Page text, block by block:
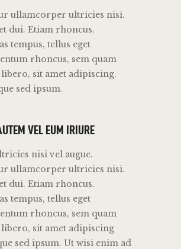
ullamcorper ultricies nisi.
dui. Etiam rhoncus.
tempus, tellus eget
rhoncus, sem quam
sit amet adipiscing.
sed ipsum.
VEL EUM IRIURE
nisi vel augue.
ullamcorper ultricies nisi.
dui. Etiam rhoncus.
tempus, tellus eget
rhoncus, sem quam
sit amet adipiscing
sed ipsum. Ut wisi enim ad